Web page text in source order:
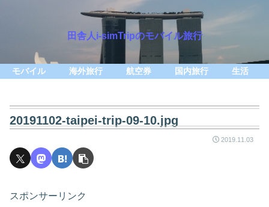
田舎人i-simTripのモバイル旅行
モバイル 海外旅行 航空券 国内旅行 生活
20191102-taipei-trip-09-10.jpg
2019.11.03
スポンサーリンク